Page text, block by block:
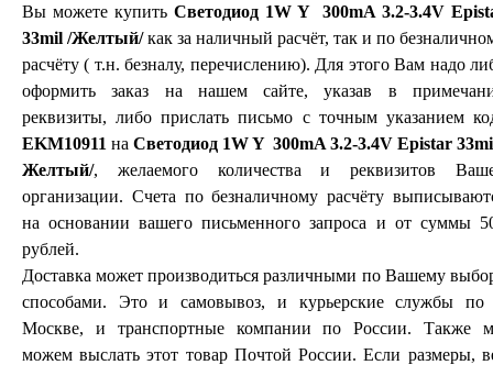
Вы можете купить Светодиод 1W Y 300mA 3.2-3.4V
33mil /Желтый/как за наличный расчёт, так и по
расчёту ( т.н. безналу, перечислению). Для этого Вам надо
оформить заказ на нашем сайте, указав в
реквизиты, либо прислать письмо с точным указанием
EKM10911 на Светодиод 1W Y 300mA 3.2-3.4V Epistar
Желтый/, желаемого количества и реквизитов
организации. Счета по безналичному расчёту
на основании вашего письменного запроса и от суммы
рублей.
Доставка может производиться различными по Вашему
способами. Это и самовывоз, и курьерские службы по
Москве, и транспортные компании по России. Также
можем выслать этот товар Почтой России. Если размеры,